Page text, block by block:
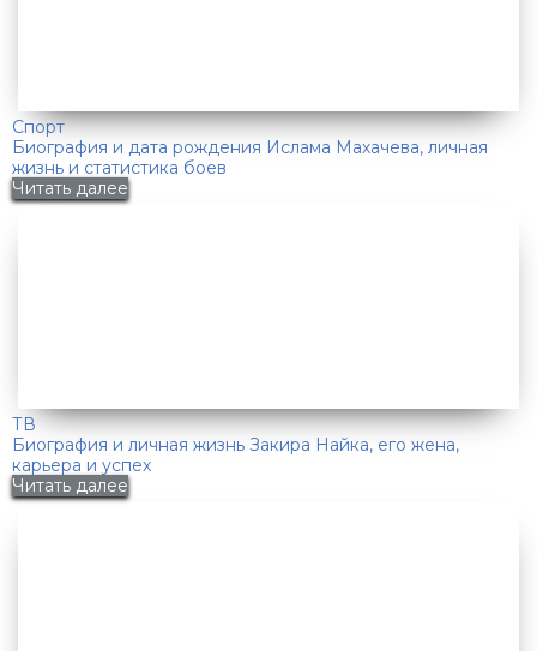
Спорт
Биография и дата рождения Ислама Махачева, личная
жизнь и статистика боев
Читать далее
ТВ
Биография и личная жизнь Закира Найка, его жена,
карьера и успех
Читать далее